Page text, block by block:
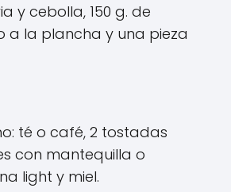
y cebolla, 150 g. de
a la plancha y una pieza
té o café, 2 tostadas
con mantequilla o
light y miel.